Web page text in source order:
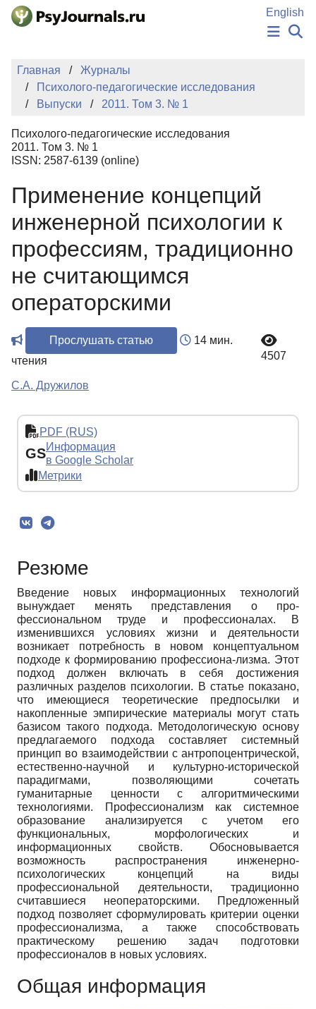
Перейти к основному содержанию
English
НОВОСТИ
АВТОРЫ
КЛЮЧЕВЫЕ СЛОВА
Регистрация
Главная
Журналы
Психолого-педагогические исследования
Выпуски
2011. Том 3. № 1
Психолого-педагогические исследования
2011. Том 3. № 1
ISSN: 2587-6139 (online)
Применение концепций
инженерной психологии к
профессиям, традиционно
не считающимся
операторскими
Прослушать статью
14 мин.
чтения
4507
С.А. Дружилов
PDF (RUS)
GSИнформация
в Google Scholar
Метрики
Резюме
Введение новых информационных технологий
вынуждает менять представления о про-
фессиональном труде и профессионалах. В
изменившихся условиях жизни и деятельности
возникает потребность в новом концептуальном
подходе к формированию профессиона-лизма. Этот
подход должен включать в себя достижения
различных разделов психологии. В статье показано,
что имеющиеся теоретические предпосылки и
накопленные эмпирические материалы могут стать
базисом такого подхода. Методологическую основу
предлагаемого подхода составляет системный
принцип во взаимодействии с антропоцентрической,
естественно-научной и культурно-исторической
парадигмами, позволяющими сочетать
гуманитарные ценности с алгоритмическими
технологиями. Профессионализм как системное
образование анализируется с учетом его
функциональных, морфологических и
информационных свойств. Обосновывается
возможность распространения инженерно-
психологических концепций на виды
профессиональной деятельности, традиционно
считавшиеся неоператорскими. Предложенный
подход позволяет сформулировать критерии оценки
профессионализма, а также способствовать
практическому решению задач подготовки
профессионалов в новых условиях.
Общая информация